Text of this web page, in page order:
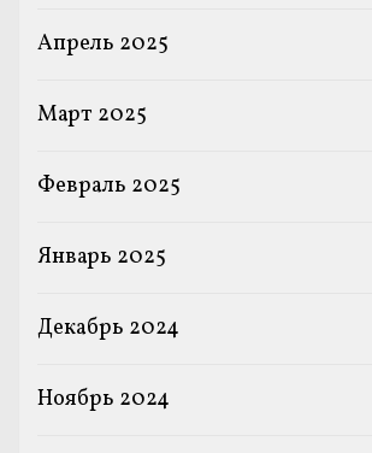
Апрель 2025
Март 2025
Февраль 2025
Январь 2025
Декабрь 2024
Ноябрь 2024